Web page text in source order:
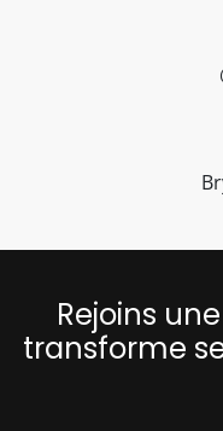
Rejoins une
transforme